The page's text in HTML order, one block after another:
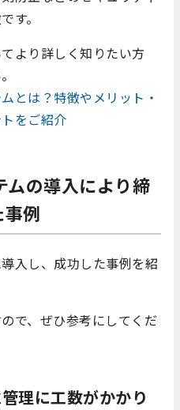
す。
より詳しく知りたい方
とは？特徴やメリット・
をご紹介
ムの導入により締
例
入し、成功した事例を紹
で、ぜひ参考にしてくだ
理に工数がかかり